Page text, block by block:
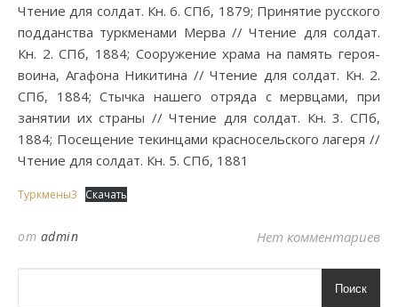
Чтение для солдат. Кн. 6. СПб, 1879; Принятие русского
подданства туркменами Мерва // Чтение для солдат.
Кн. 2. СПб, 1884; Сооружение храма на память героя-
воина, Агафона Никитина // Чтение для солдат. Кн. 2.
СПб, 1884; Стычка нашего отряда с мервцами, при
занятии их страны // Чтение для солдат. Кн. 3. СПб,
1884; Посещение текинцами красносельского лагеря //
Чтение для солдат. Кн. 5. СПб, 1881
Туркмены3 Скачать
от admin Нет комментариев
Поиск